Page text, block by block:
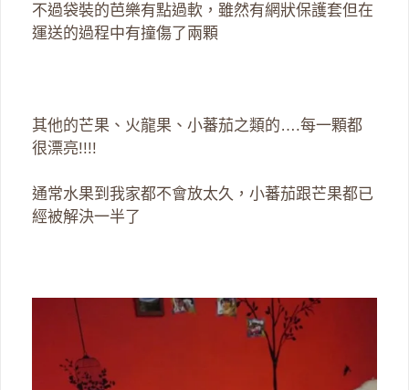
不過袋裝的芭樂有點過軟，雖然有網狀保護套但在
運送的過程中有撞傷了兩顆
其他的芒果、火龍果、小蕃茄之類的….每一顆都
很漂亮!!!!
通常水果到我家都不會放太久，小蕃茄跟芒果都已
經被解決一半了